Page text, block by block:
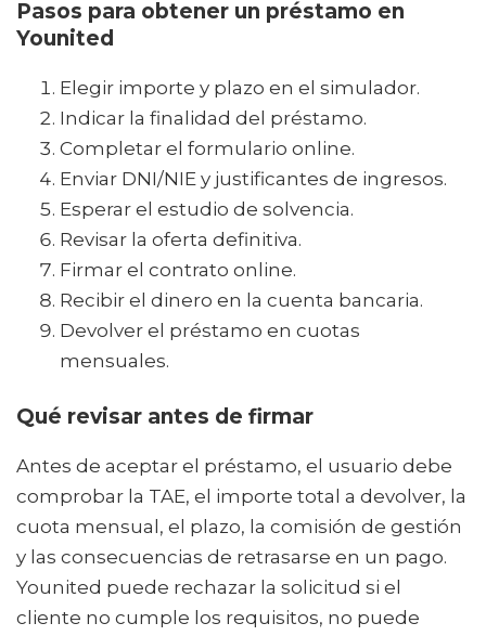
Pasos para obtener un préstamo en
Younited
Elegir importe y plazo en el simulador.
Indicar la finalidad del préstamo.
Completar el formulario online.
Enviar DNI/NIE y justificantes de ingresos.
Esperar el estudio de solvencia.
Revisar la oferta definitiva.
Firmar el contrato online.
Recibir el dinero en la cuenta bancaria.
Devolver el préstamo en cuotas
mensuales.
Qué revisar antes de firmar
Antes de aceptar el préstamo, el usuario debe
comprobar la TAE, el importe total a devolver, la
cuota mensual, el plazo, la comisión de gestión
y las consecuencias de retrasarse en un pago.
Younited puede rechazar la solicitud si el
cliente no cumple los requisitos, no puede